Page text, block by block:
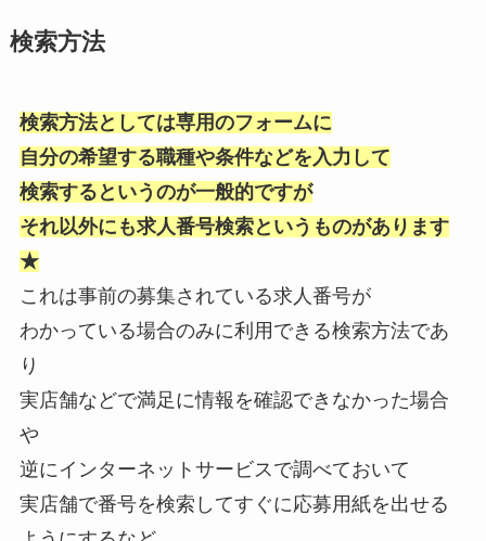
検索方法
検索方法としては専用のフォームに
自分の希望する職種や条件などを入力して
検索するというのが一般的ですが
それ以外にも求人番号検索というものがあります
★
これは事前の募集されている求人番号が
わかっている場合のみに利用できる検索方法であ
り
実店舗などで満足に情報を確認できなかった場合
や
逆にインターネットサービスで調べておいて
実店舗で番号を検索してすぐに応募用紙を出せる